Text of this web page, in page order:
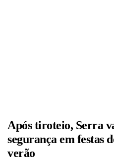
Após tiroteio, Serra
segurança em festas
verão